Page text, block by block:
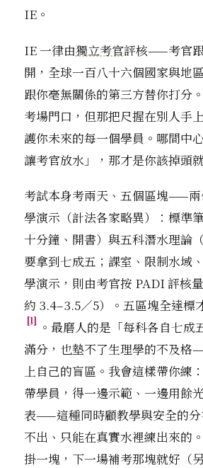
IE。
IE 一律由獨立考官評核——考官
開，全球一百八十六個國家與地
跟你毫無關係的第三方替你打分
考場門口，但那把尺握在別人手
護你未來的每一個學員。哪間中
讓考官放水」，那才是你該掉頭
考試本身考兩天、五個區塊——
學演示（計法各家略異）：標準
十分鐘、開書）與五科潛水理論
要拿到七成五；課室、限制水域
學演示，則由考官按 PADI 評核
約 3.4–3.5／5）。五區塊全達標
[1] 。最磨人的是「每科各自七成
滿分，也墊不了生理學的不及格
上自己的盲區。我會這樣帶你練
帶學員，得一邊示範、一邊用餘
表——這種同時顧教學與安全的
不出、只能在真實水裡練出來的
掛一塊，下一場補考那塊就好（